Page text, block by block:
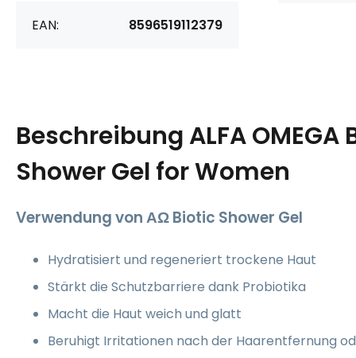
EAN: 8596519112379
Beschreibung ALFA OMEGA
Shower Gel for Women
Verwendung vonΑΩ Biotic Shower Gel
Hydratisiert und regeneriert trockene Haut
Stärkt die Schutzbarriere dank Probiotika
Macht die Haut weich und glatt
Beruhigt Irritationen nach der Haarentfernung